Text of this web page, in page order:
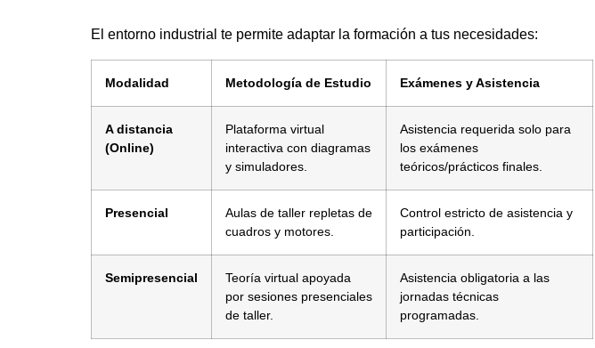
El entorno industrial te permite adaptar la formación a tus necesidades:
Modalidad Metodología de Estudio Exámenes y Asistencia
A distancia
(Online)
Plataforma virtual
interactiva con diagramas
y simuladores.
Asistencia requerida solo para
los exámenes
teóricos/prácticos finales.
Presencial
Aulas de taller repletas de
cuadros y motores.
Control estricto de asistencia y
participación.
Semipresencial
Teoría virtual apoyada
por sesiones presenciales
de taller.
Asistencia obligatoria a las
jornadas técnicas
programadas.